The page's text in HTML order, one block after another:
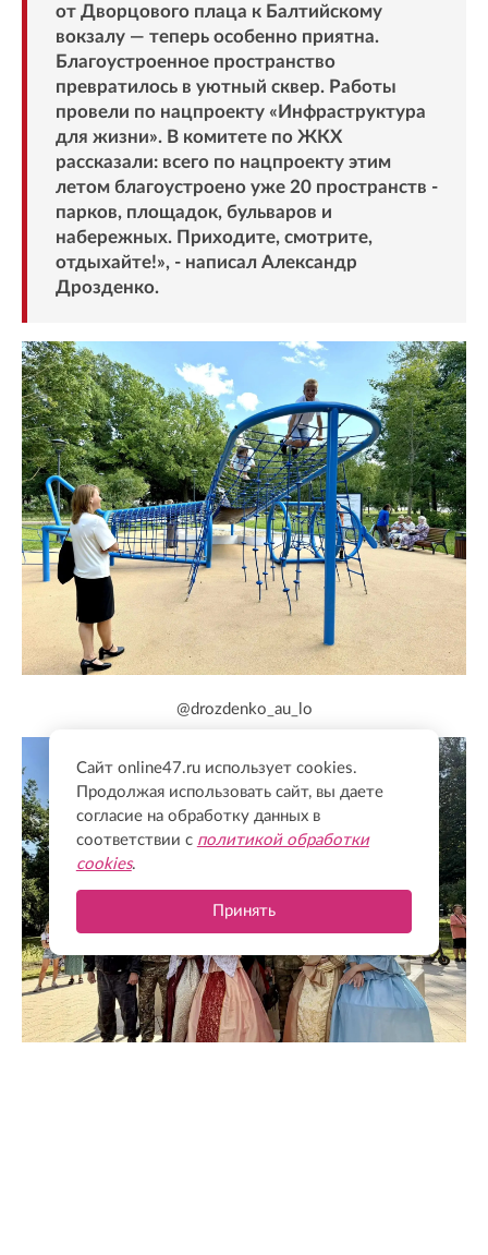
от Дворцового плаца к Балтийскому
вокзалу — теперь особенно приятна.
Благоустроенное пространство
превратилось в уютный сквер. Работы
провели по нацпроекту «Инфраструктура
для жизни». В комитете по ЖКХ
рассказали: всего по нацпроекту этим
летом благоустроено уже 20 пространств -
парков, площадок, бульваров и
набережных. Приходите, смотрите,
отдыхайте!», - написал Александр
Дрозденко.
@drozdenko_au_lo
Сайт online47.ru использует cookies.
Продолжая использовать сайт, вы даете
согласие на обработку данных в
соответствии с политикой обработки
cookies.
Принять